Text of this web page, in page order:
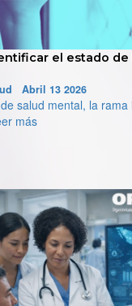
Alerta en México: 4
50 años viven con
diabetes se dispara
Alberto Martínez Abril
La crisis de las